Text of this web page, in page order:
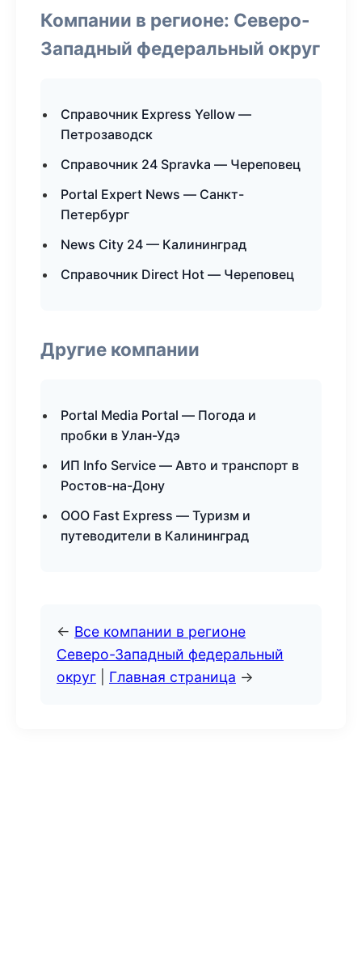
Компании в регионе: Северо-
Западный федеральный округ
Справочник Express Yellow —
Петрозаводск
Справочник 24 Spravka — Череповец
Portal Expert News — Санкт-
Петербург
News City 24 — Калининград
Справочник Direct Hot — Череповец
Другие компании
Portal Media Portal — Погода и
пробки в Улан-Удэ
ИП Info Service — Авто и транспорт в
Ростов-на-Дону
ООО Fast Express — Туризм и
путеводители в Калининград
← Все компании в регионе
Северо-Западный федеральный
округ
Главная страница →